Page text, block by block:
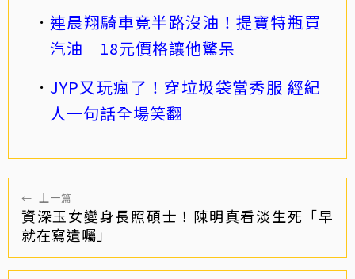
連晨翔騎車竟半路沒油！提寶特瓶買
汽油 18元價格讓他驚呆
JYP又玩瘋了！穿垃圾袋當秀服 經紀
人一句話全場笑翻
← 上一篇
資深玉女變身長照碩士！陳明真看淡生死「早
就在寫遺囑」